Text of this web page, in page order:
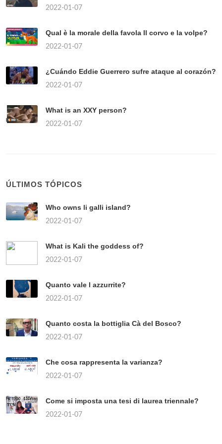
2022-01-07
Qual è la morale della favola Il corvo e la volpe?
2022-01-07
¿Cuándo Eddie Guerrero sufre ataque al corazón?
2022-01-07
What is an XXY person?
2022-01-07
ÚLTIMOS TÓPICOS
Who owns li galli island?
2022-01-07
What is Kali the goddess of?
2022-01-07
Quanto vale l azzurrite?
2022-01-07
Quanto costa la bottiglia Cà del Bosco?
2022-01-07
Che cosa rappresenta la varianza?
2022-01-07
Come si imposta una tesi di laurea triennale?
2022-01-07